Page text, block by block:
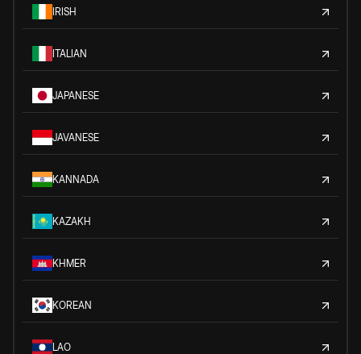
IRISH
ITALIAN
JAPANESE
JAVANESE
KANNADA
KAZAKH
KHMER
KOREAN
LAO